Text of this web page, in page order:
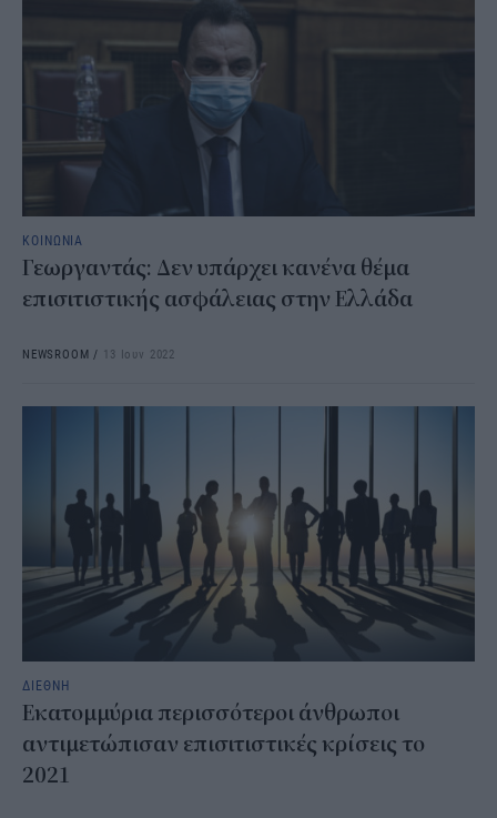
ΚΟΙΝΩΝΙΑ
Γεωργαντάς: Δεν υπάρχει κανένα θέμα
επισιτιστικής ασφάλειας στην Ελλάδα
NEWSROOM / 13 Ιουν 2022
ΔΙΕΘΝΗ
Εκατομμύρια περισσότεροι άνθρωποι
αντιμετώπισαν επισιτιστικές κρίσεις το
2021